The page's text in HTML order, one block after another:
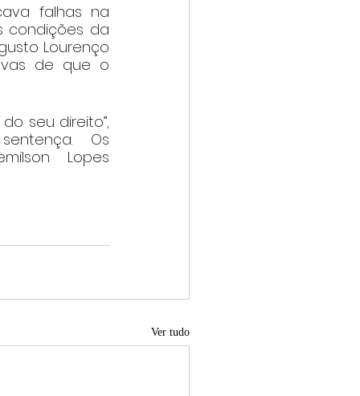
falhas na
condições da
Lourenço
de que o
seu direito”,
Os
Lopes
Ver tudo